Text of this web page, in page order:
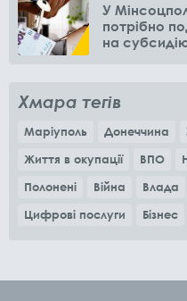
У
потрібно
на
Хмара тегів
Маріуполь Донеччина
Життя в окупації
ВПО
Полонені
Війна Влада
Цифрові послуги
Бізнес